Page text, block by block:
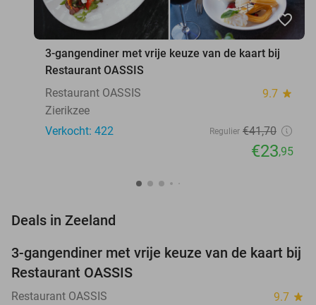
favorite_border
3-gangendiner met vrije keuze van de kaart bij
Restaurant OASSIS
Restaurant OASSIS
9.7 star
Zierikzee
Verkocht: 422
Regulier €41,70
€23,95
Deals in Zeeland
43%
3-gangendiner met vrije keuze van de kaart bij
Restaurant OASSIS
Restaurant OASSIS 9.7 star